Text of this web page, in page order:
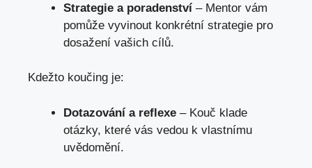
Strategie a poradenství – Mentor vám
pomůže vyvinout konkrétní strategie pro
dosažení vašich cílů.
Kdežto koučing je:
Dotazování a reflexe – Kouč klade
otázky, které vás vedou k vlastnímu
uvědomění.